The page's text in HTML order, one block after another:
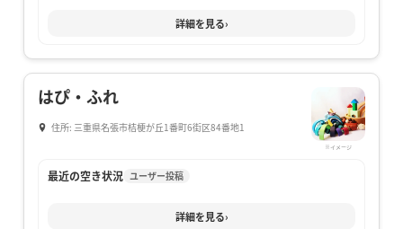
詳細を見る›
はぴ・ふれ
住所: 三重県名張市桔梗が丘1番町6街区84番地1
※イメージ
最近の空き状況 ユーザー投稿
詳細を見る›